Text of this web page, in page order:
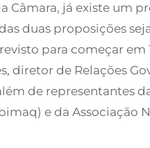
já existe um
duas proposições
para começar em
diretor de Relações
de representantes
e da Associação